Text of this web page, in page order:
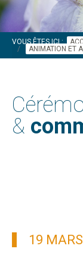
VOUS ÊTES ICI :
ANIMATION ET
&
19 MARS